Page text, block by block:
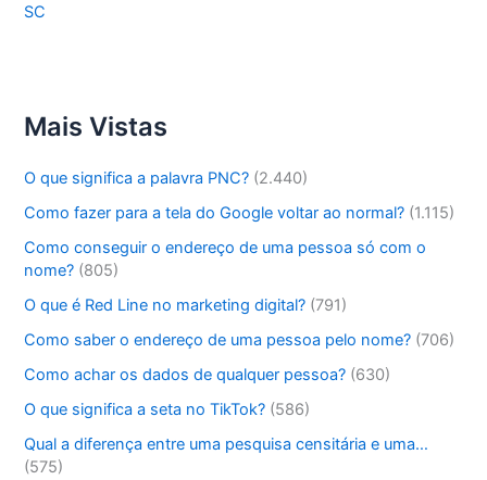
SC
Mais Vistas
O que significa a palavra PNC? (2.440)
Como fazer para a tela do Google voltar ao normal? (1.115)
Como conseguir o endereço de uma pessoa só com o
nome? (805)
O que é Red Line no marketing digital? (791)
Como saber o endereço de uma pessoa pelo nome? (706)
Como achar os dados de qualquer pessoa? (630)
O que significa a seta no TikTok? (586)
Qual a diferença entre uma pesquisa censitária e uma…
(575)